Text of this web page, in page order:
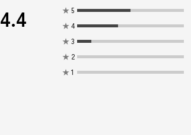
4.4 ★ 5
★ 4
★ 3
★ 2
★ 1